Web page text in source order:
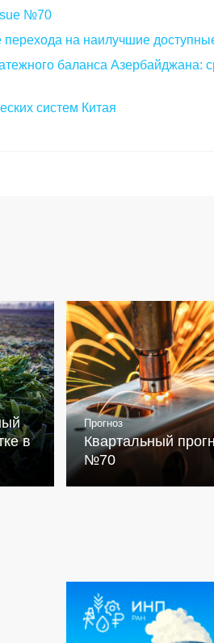
№70
на наилучшие
баланса Азербайджана:
систем Китая
в
Прогноз
Квартальный
№70